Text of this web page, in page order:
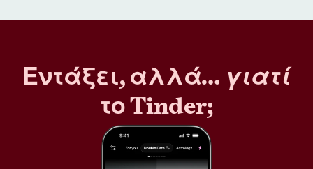
Εντάξει, αλλά… γιατί
το Tinder;